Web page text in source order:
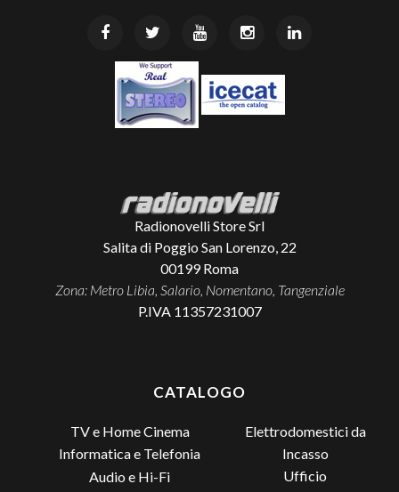
Radionovelli Store Srl
Salita di Poggio San Lorenzo, 22
00199 Roma
Zona: Metro Libia, Salario, Nomentano, Tangenziale
P.IVA 11357231007
CATALOGO
TV e Home Cinema
Informatica e Telefonia
Audio e Hi-Fi
Elettrodomestici da
Incasso
Ufficio